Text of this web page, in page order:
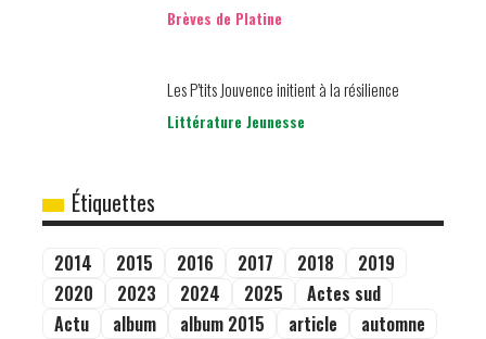
Brèves de Platine
Les P’tits Jouvence initient à la résilience
Littérature Jeunesse
Étiquettes
2014 2015 2016 2017 2018
2019
2020
2023 2024 2025
Actes sud
Actu
album album 2015 article
automne